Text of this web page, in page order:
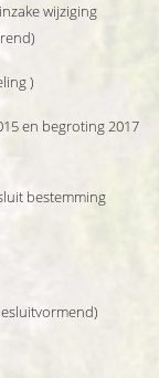
wijziging
)
en begroting 2017
bestemming